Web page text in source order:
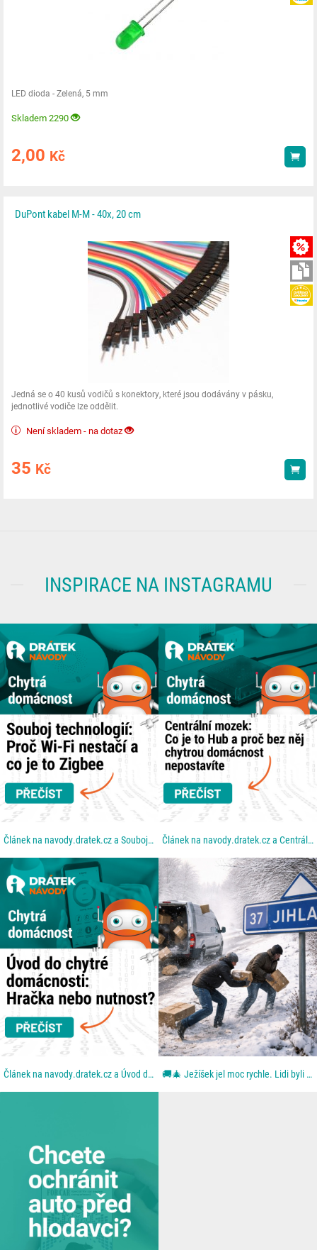
LED dioda - Zelená, 5 mm
Skladem 2290
2,00 Kč
DuPont kabel M-M - 40x, 20 cm
Jedná se o 40 kusů vodičů s konektory, které jsou dodávány v pásku,
jednotlivé vodiče lze oddělit.
Není skladem - na dotaz
35 Kč
INSPIRACE NA INSTAGRAMU
Článek na navody.dratek.cz a Souboj technologií: Proč Wi-Fi nestačí a co je to Zigbee. Odkaz také v... Článek na navody.dratek.cz a Centrální mozek: Co je to Hub a proč bez něj chytrou domácnost...
Článek na navody.dratek.cz a Úvod do chytré domácnosti. Odkaz také v BIO.... 🚚🎄 Ježíšek jel moc rychle. Lidi byli ještě rychlejší. Aneb: když se blbě zavřou dveře. Z dodávky...